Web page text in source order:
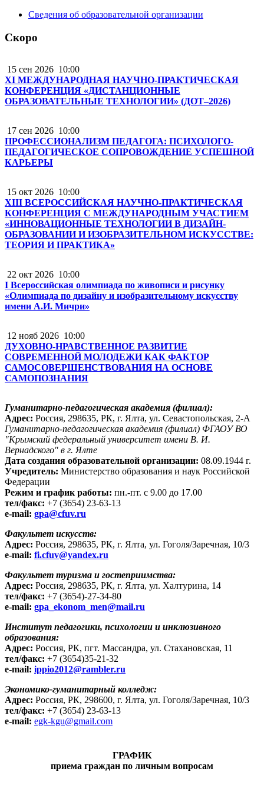
Сведения об образовательной организации
Скоро
15 сен 2026 10:00
XI МЕЖДУНАРОДНАЯ НАУЧНО-ПРАКТИЧЕСКАЯ
КОНФЕРЕНЦИЯ «ДИСТАНЦИОННЫЕ
ОБРАЗОВАТЕЛЬНЫЕ ТЕХНОЛОГИИ» (ДОТ–2026)
17 сен 2026 10:00
ПРОФЕССИОНАЛИЗМ ПЕДАГОГА: ПСИХОЛОГО-
ПЕДАГОГИЧЕСКОЕ СОПРОВОЖДЕНИЕ УСПЕШНОЙ
КАРЬЕРЫ
15 окт 2026 10:00
XIII ВСЕРОССИЙСКАЯ НАУЧНО-ПРАКТИЧЕСКАЯ
КОНФЕРЕНЦИЯ С МЕЖДУНАРОДНЫМ УЧАСТИЕМ
«ИННОВАЦИОННЫЕ ТЕХНОЛОГИИ В ДИЗАЙН-
ОБРАЗОВАНИИ И ИЗОБРАЗИТЕЛЬНОМ ИСКУССТВЕ:
ТЕОРИЯ И ПРАКТИКА»
22 окт 2026 10:00
I Всероссийская олимпиада по живописи и рисунку
«Олимпиада по дизайну и изобразительному искусству
имени А.И. Мичри»
12 нояб 2026 10:00
ДУХОВНО-НРАВСТВЕННОЕ РАЗВИТИЕ
СОВРЕМЕННОЙ МОЛОДЕЖИ КАК ФАКТОР
САМОСОВЕРШЕНСТВОВАНИЯ НА ОСНОВЕ
САМОПОЗНАНИЯ
Гуманитарно-педагогическая академия (филиал):
Адрес: Россия, 298635, РК, г. Ялта, ул. Севастопольская, 2-А
Гуманитарно-педагогическая академия (филиал) ФГАОУ ВО
"Крымский федеральный университет имени В. И.
Вернадского" в г. Ялте
Дата создания образовательной организации: 08.09.1944 г.
Учредитель: Министерство образования и наук Российской
Федерации
Режим и график работы: пн.-пт. с 9.00 до 17.00
тел/факс: +7 (3654) 23-63-13
e-mail: gpa@cfuv.ru
Факультет искусств:
Адрес: Россия, 298635, РК, г. Ялта, ул. Гоголя/Заречная, 10/3
e-mail: fi.cfuv@yandex.ru
Факультет туризма и гостеприимства:
Адрес: Россия, 298635, РК, г. Ялта, ул. Халтурина, 14
тел/факс: +7 (3654)-27-34-80
e-mail: gpa_ekonom_men@mail.ru
Институт педагогики, психологии и инклюзивного
образования:
Адрес: Россия, РК, пгт. Массандра, ул. Стахановская, 11
тел/факс: +7 (3654)35-21-32
e-mail: ippio2012@rambler.ru
Экономико-гуманитарный колледж:
Адрес: Россия, РК, 298600, г. Ялта, ул. Гоголя/Заречная, 10/3
тел/факс: +7 (3654) 23-63-13
e-mail: egk-kgu@gmail.com
ГРАФИК
приема граждан по личным вопросам